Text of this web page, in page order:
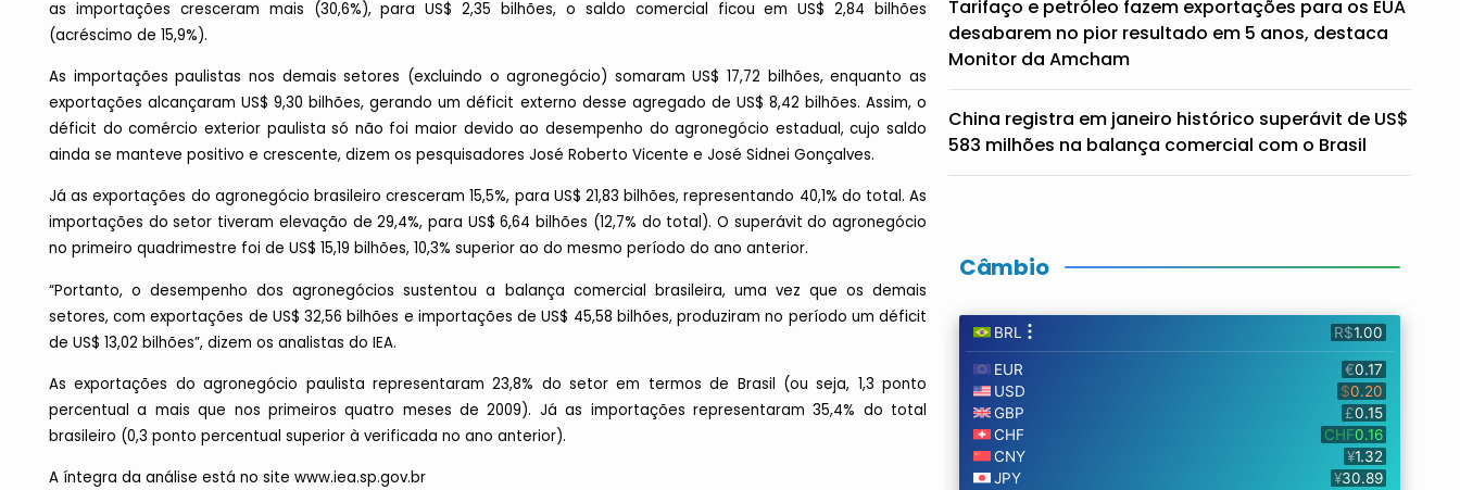
as importações cresceram mais (30,6%), para US$ 2,35 bilhões, o saldo comercial ficou em US$ 2,84 bilhões
(acréscimo de 15,9%).
As importações paulistas nos demais setores (excluindo o agronegócio) somaram US$ 17,72 bilhões, enquanto as
exportações alcançaram US$ 9,30 bilhões, gerando um déficit externo desse agregado de US$ 8,42 bilhões. Assim, o
déficit do comércio exterior paulista só não foi maior devido ao desempenho do agronegócio estadual, cujo saldo
ainda se manteve positivo e crescente, dizem os pesquisadores José Roberto Vicente e José Sidnei Gonçalves.
Já as exportações do agronegócio brasileiro cresceram 15,5%, para US$ 21,83 bilhões, representando 40,1% do total. As
importações do setor tiveram elevação de 29,4%, para US$ 6,64 bilhões (12,7% do total). O superávit do agronegócio
no primeiro quadrimestre foi de US$ 15,19 bilhões, 10,3% superior ao do mesmo período do ano anterior.
“Portanto, o desempenho dos agronegócios sustentou a balança comercial brasileira, uma vez que os demais
setores, com exportações de US$ 32,56 bilhões e importações de US$ 45,58 bilhões, produziram no período um déficit
de US$ 13,02 bilhões”, dizem os analistas do IEA.
As exportações do agronegócio paulista representaram 23,8% do setor em termos de Brasil (ou seja, 1,3 ponto
percentual a mais que nos primeiros quatro meses de 2009). Já as importações representaram 35,4% do total
brasileiro (0,3 ponto percentual superior à verificada no ano anterior).
A íntegra da análise está no site www.iea.sp.gov.br
Tarifaço e petróleo fazem exportações para os EUA
desabarem no pior resultado em 5 anos, destaca
Monitor da Amcham
China registra em janeiro histórico superávit de US$
583 milhões na balança comercial com o Brasil
Câmbio